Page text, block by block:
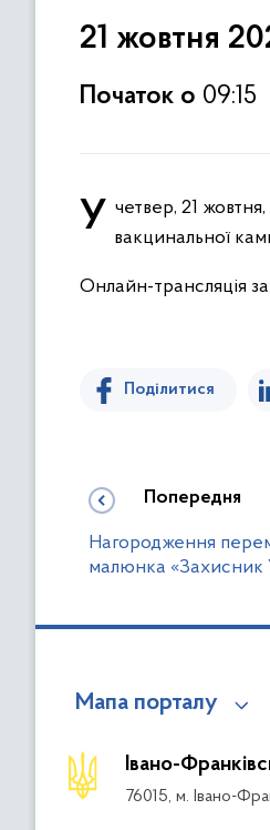
21 жовтня
Початок о 09:15
У четвер, 21 жовтня, о 09:15 в облдержадміністрації (каб. 321) відбудеться брифінг з питань проведення в області вакцинальної
Онлайн-трансляція
Поділитися
Попередня
Нагородження
малюнка «Захисник
Мапа порталу
Івано-
76015, м. Івано-